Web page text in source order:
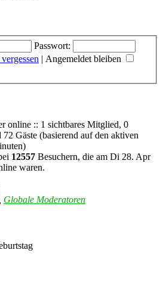
Passwort:
| Angemeldet bleiben
online :: 1 sichtbares Mitglied, 0
Gäste (basierend auf den aktiven
12557 Besuchern, die am Di 28. Apr
waren.
Globale Moderatoren